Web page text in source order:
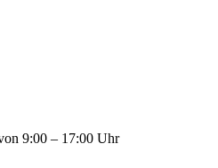
9:00 – 17:00 Uhr